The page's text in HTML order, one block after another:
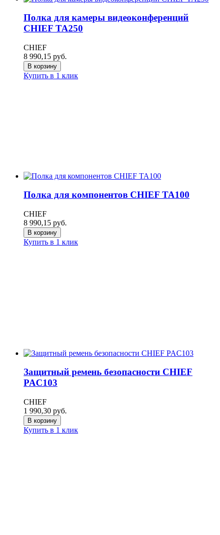
Полка для камеры видеоконференций
CHIEF TA250
CHIEF
8 990,15 руб.
В корзину
Купить в 1 клик
Полка для компонентов CHIEF TA100
CHIEF
8 990,15 руб.
В корзину
Купить в 1 клик
Защитный ремень безопасности CHIEF
PAC103
CHIEF
1 990,30 руб.
В корзину
Купить в 1 клик